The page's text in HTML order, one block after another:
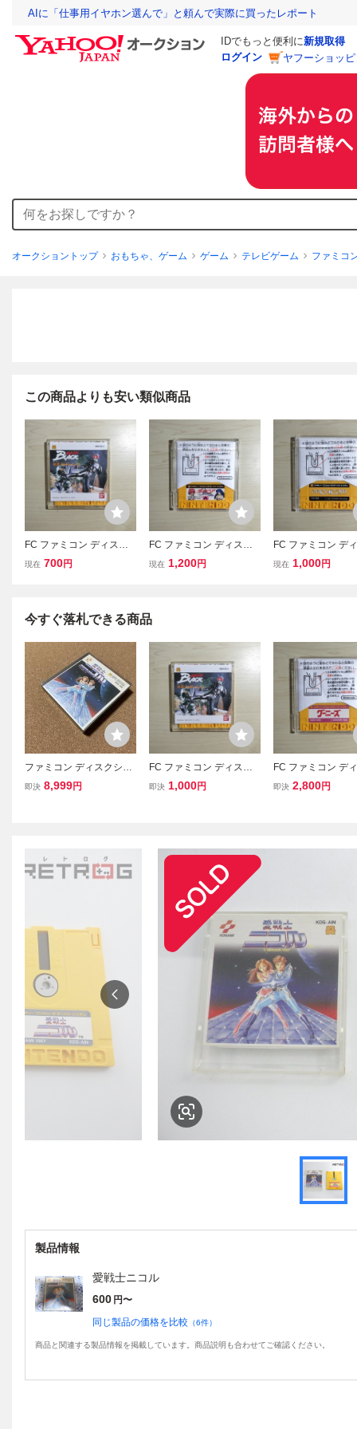
AIに「仕事用イヤホン選んで」と頼んで実際に買ったレポート
IDでもっと便利に新規取得
ログイン
ヤフーショッ
オークショントップ おもちゃ、ゲーム ゲーム テレビゲーム ファミコ
この商品よりも安い類似商品
FC ファミコン ディスク
システム ディスクカード
現在 700円
FC ファミコン ディスク
システム ディスクカード
現在 1,200円
FC ファミコン デ
システム ディスク
現在 1,000円
今すぐ落札できる商品
ファミコン ディスクシス
テム 新品未使用未開
即決 8,999円
FC ファミコン ディスク
システム ディスクカード
即決 1,000円
FC ファミコン デ
システム ディスク
即決 2,800円
製品情報
愛戦士ニコル
600 円〜
同じ製品の価格を比較 （6件）
商品と関連する製品情報を掲載しています。商品説明も合わせてご確認ください。